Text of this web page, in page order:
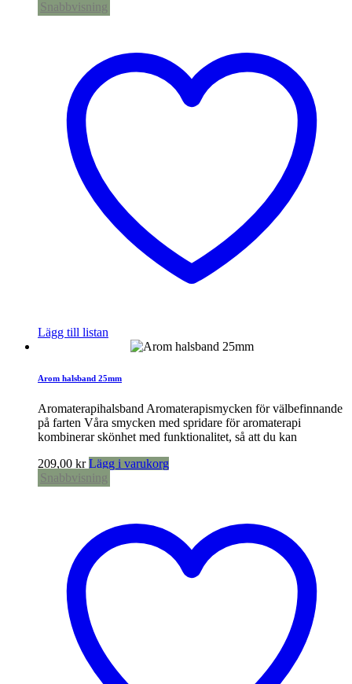
Snabbvisning
Lägg till listan
Arom halsband 25mm
Aromaterapihalsband Aromaterapismycken för välbefinnande
på farten Våra smycken med spridare för aromaterapi
kombinerar skönhet med funktionalitet, så att du kan
209,00 kr Lägg i varukorg
Snabbvisning